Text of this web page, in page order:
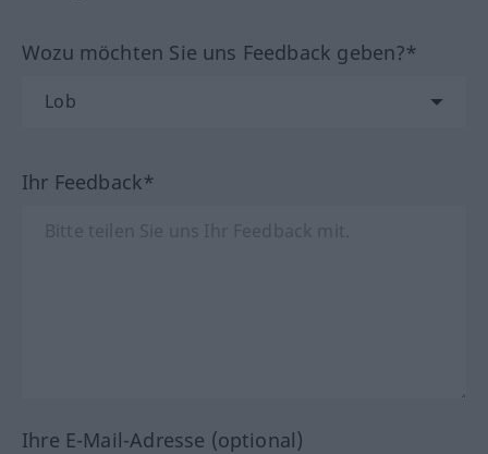
Wozu möchten Sie uns Feedback geben?*
Ihr Feedback*
Ihre E-Mail-Adresse (optional)